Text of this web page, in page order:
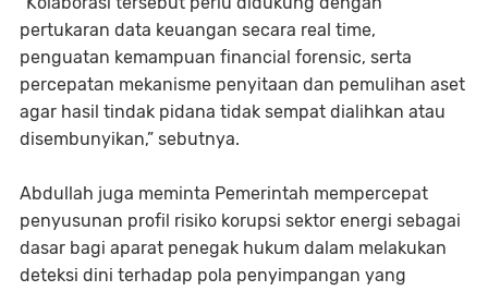
pertukaran data keuangan secara real time,
penguatan kemampuan financial forensic, serta
percepatan mekanisme penyitaan dan pemulihan aset
agar hasil tindak pidana tidak sempat dialihkan atau
disembunyikan,” sebutnya.
Abdullah juga meminta Pemerintah mempercepat
penyusunan profil risiko korupsi sektor energi sebagai
dasar bagi aparat penegak hukum dalam melakukan
deteksi dini terhadap pola penyimpangan yang